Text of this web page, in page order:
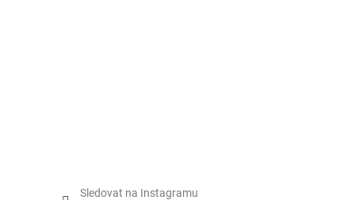
Sledovat na Instagramu